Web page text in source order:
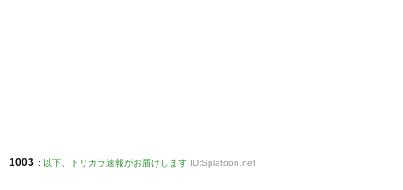
1003 : 以下、トリカラ速報がお届けします ID:Splatoon.net